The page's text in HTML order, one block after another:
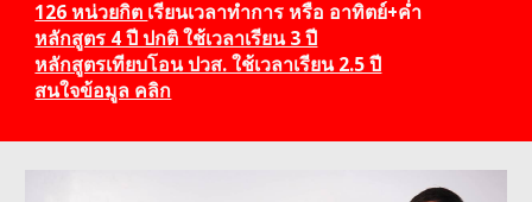
126 หน่วยกิต เรียนเวลาทำการ หรือ อาทิตย์+ค่ำ
หลักสูตร 4 ปี ปกติ ใช้เวลาเรียน 3 ปี
หลักสูตรเทียบโอน ปวส. ใช้เวลาเรียน 2.5 ปี
สนใจข้อมูล คลิก